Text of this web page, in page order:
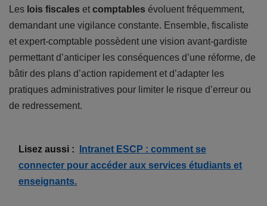
Les lois fiscales et comptables évoluent fréquemment,
demandant une vigilance constante. Ensemble, fiscaliste
et expert-comptable possèdent une vision avant-gardiste
permettant d’anticiper les conséquences d’une réforme, de
bâtir des plans d’action rapidement et d’adapter les
pratiques administratives pour limiter le risque d’erreur ou
de redressement.
Lisez aussi :
Intranet ESCP : comment se
connecter pour accéder aux services étudiants et
enseignants.